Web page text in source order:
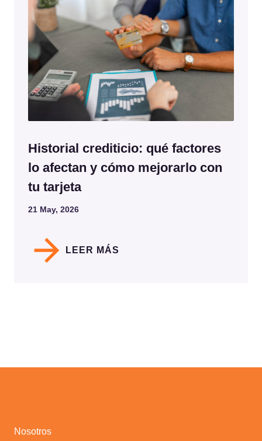
Historial crediticio: qué factores
lo afectan y cómo mejorarlo con
tu tarjeta
21 May, 2026
LEER MÁS
Nosotros